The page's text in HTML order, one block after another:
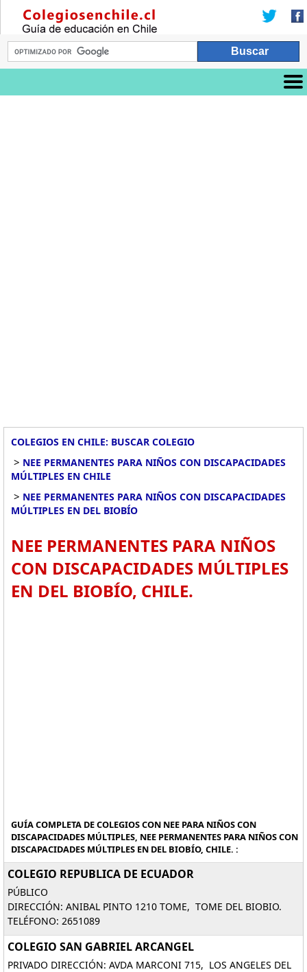
COLEGIOS EN CHILE: BUSCAR COLEGIO
> NEE PERMANENTES PARA NIÑOS CON DISCAPACIDADES
MÚLTIPLES EN CHILE
> NEE PERMANENTES PARA NIÑOS CON DISCAPACIDADES
MÚLTIPLES EN DEL BIOBÍO
NEE PERMANENTES PARA NIÑOS
CON DISCAPACIDADES MÚLTIPLES
EN DEL BIOBÍO, CHILE.
GUÍA COMPLETA DE COLEGIOS CON NEE PARA NIÑOS CON
DISCAPACIDADES MÚLTIPLES, NEE PERMANENTES PARA NIÑOS CON
DISCAPACIDADES MÚLTIPLES EN DEL BIOBÍO, CHILE. :
COLEGIO REPUBLICA DE ECUADOR
PÚBLICO
DIRECCIÓN: ANIBAL PINTO 1210 TOME, TOME DEL BIOBIO.
TELÉFONO: 2651089
COLEGIO SAN GABRIEL ARCANGEL
PRIVADO DIRECCIÓN: AVDA MARCONI 715, LOS ANGELES DEL